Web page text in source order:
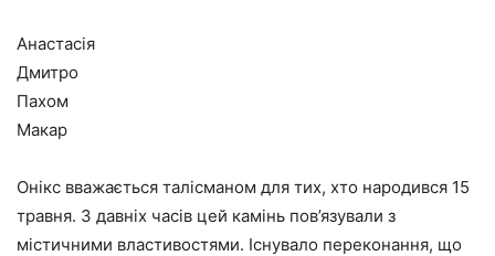
Анастасія
Дмитро
Пахом
Макар
Онікс вважається талісманом для тих, хто народився 15
травня. З давніх часів цей камінь пов’язували з
містичними властивостями. Існувало переконання, що